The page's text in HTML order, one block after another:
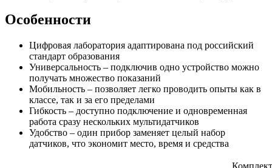
Особенности
Цифровая лаборатория адаптирована под российский
стандарт образования
Универсальность – подключив одно устройство можно
получать множество показаний
Мобильность – позволяет легко проводить опыты как в
классе, так и за его пределами
Гибкость – доступно подключение и одновременная
работа сразу нескольких мультидатчиков
Удобство – один прибор заменяет целый набор
датчиков, что экономит место, время и средства